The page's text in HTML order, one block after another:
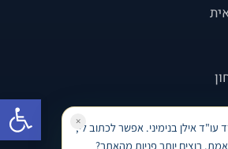
פתח ×
אילן בנימיני. אפשר לכתוב לי,
רוצים יותר פניות מהאתר?